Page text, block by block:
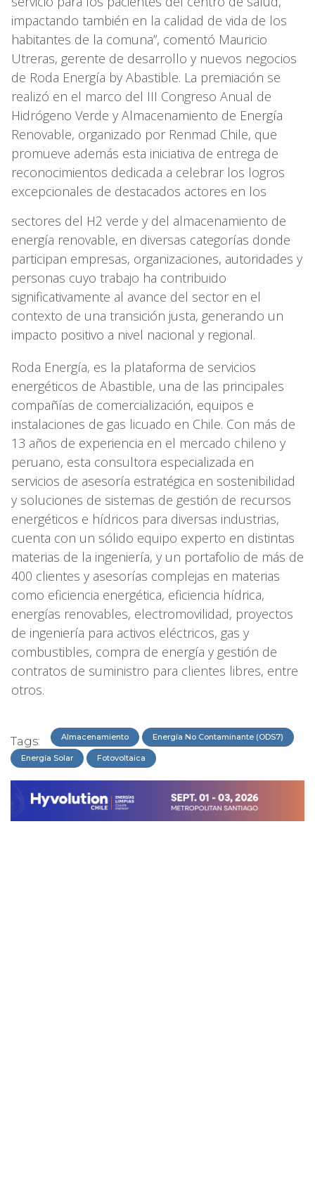
impactando también en la calidad de vida de los
habitantes de la comuna”, comentó Mauricio
Utreras, gerente de desarrollo y nuevos negocios
de Roda Energía by Abastible. La premiación se
realizó en el marco del III Congreso Anual de
Hidrógeno Verde y Almacenamiento de Energía
Renovable, organizado por Renmad Chile, que
promueve además esta iniciativa de entrega de
reconocimientos dedicada a celebrar los logros
excepcionales de destacados actores en los
sectores del H2 verde y del almacenamiento de
energía renovable, en diversas categorías donde
participan empresas, organizaciones, autoridades y
personas cuyo trabajo ha contribuido
significativamente al avance del sector en el
contexto de una transición justa, generando un
impacto positivo a nivel nacional y regional.
Roda Energía, es la plataforma de servicios
energéticos de Abastible, una de las principales
compañías de comercialización, equipos e
instalaciones de gas licuado en Chile. Con más de
13 años de experiencia en el mercado chileno y
peruano, esta consultora especializada en
servicios de asesoría estratégica en sostenibilidad
y soluciones de sistemas de gestión de recursos
energéticos e hídricos para diversas industrias,
cuenta con un sólido equipo experto en distintas
materias de la ingeniería, y un portafolio de más de
400 clientes y asesorías complejas en materias
como eficiencia energética, eficiencia hídrica,
energías renovables, electromovilidad, proyectos
de ingeniería para activos eléctricos, gas y
combustibles, compra de energía y gestión de
contratos de suministro para clientes libres, entre
otros.
Tags: Almacenamiento Energía No Contaminante (ODS7)
Energía Solar Fotovoltaica